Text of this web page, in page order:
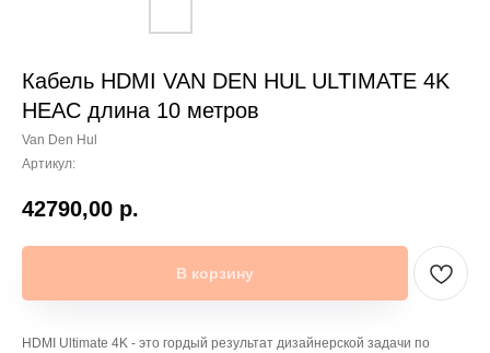
Кабель HDMI VAN DEN HUL ULTIMATE 4K
HEAC длина 10 метров
Van Den Hul
Артикул:
42790,00 р.
В корзину
HDMI Ultimate 4K - это гордый результат дизайнерской задачи по